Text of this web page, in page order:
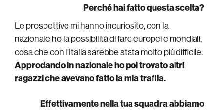
Perché hai fatto questa scelta?
Le prospettive mi hanno incuriosito, con la
nazionale ho la possibilità di fare europei e mondiali,
cosa che con l’Italia sarebbe stata molto più difficile.
Approdando in nazionale ho poi trovato altri
ragazzi che avevano fatto la mia trafila.
Effettivamente nella tua squadra abbiamo